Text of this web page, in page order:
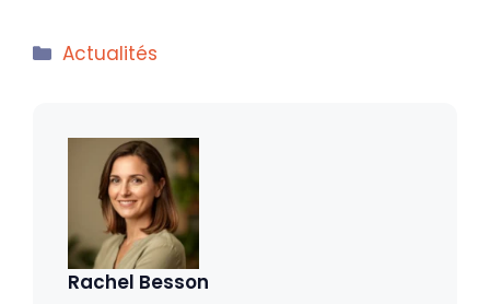
Catégories
Actualités
Rachel Besson